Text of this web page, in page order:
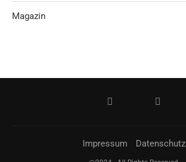
Magazin
Impressum Datenschutz